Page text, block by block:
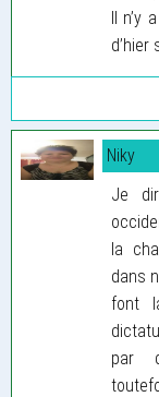
Il n’y
d’hier
Niky
Je
la
dans
font
par